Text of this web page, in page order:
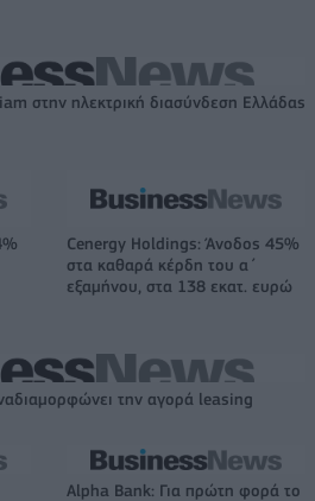
στην ηλεκτρική διασύνδεση Ελλάδας
Cenergy Holdings: Άνοδος 45%
στα καθαρά κέρδη του α΄
εξαμήνου, στα 138 εκατ. ευρώ
την αγορά leasing
Alpha Bank: Για πρώτη φορά το